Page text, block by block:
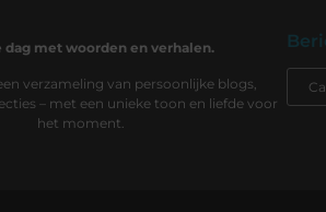
dag met woorden en verhalen.
verzameling van persoonlijke blogs,
– met een unieke toon en liefde voor
het moment.